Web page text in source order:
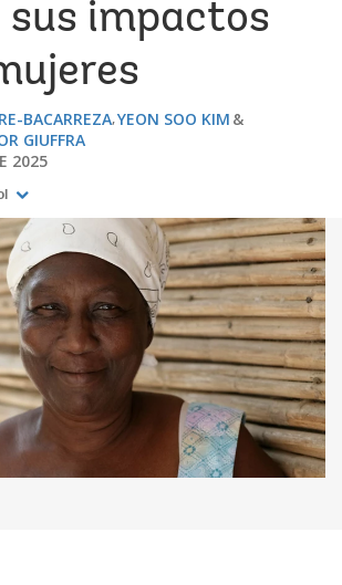
impactos
BACARREZA YEON SOO KIM
GIUFFRA
2025